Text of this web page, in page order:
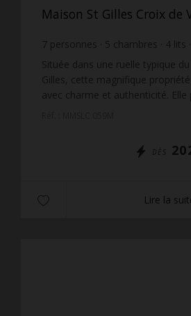
Maison St Gilles Croix de
7 personnes 5 chambres 4 lits
wi-fi
Située dans une ruelle typique
Gilles, cette magnifique
avec charme et authenticité. Elle
DÈS
Lire la